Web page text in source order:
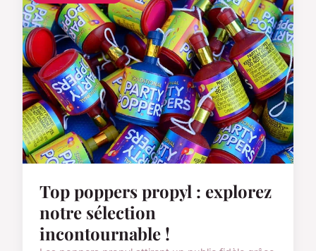
Top poppers propyl : explorez
notre sélection
incontournable !